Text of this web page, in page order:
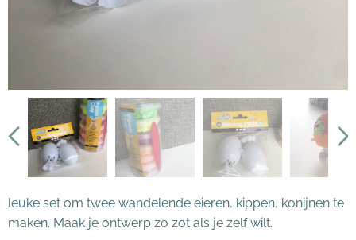
leuke set om twee wandelende eieren, kippen, konijnen te
maken. Maak je ontwerp zo zot als je zelf wilt.